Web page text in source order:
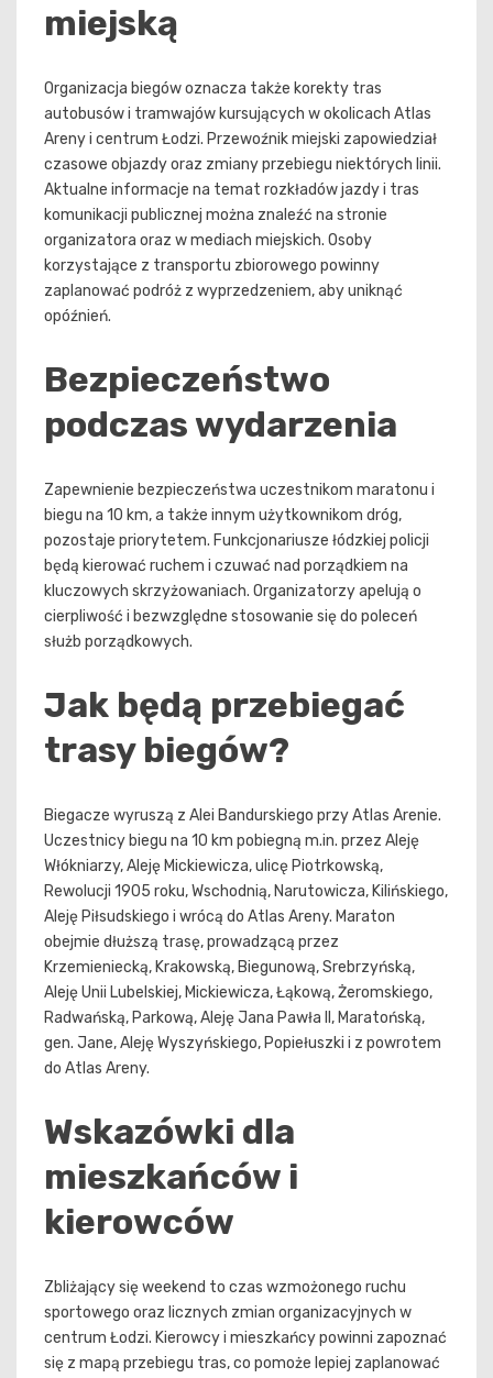
miejską
Organizacja biegów oznacza także korekty tras
autobusów i tramwajów kursujących w okolicach Atlas
Areny i centrum Łodzi. Przewoźnik miejski zapowiedział
czasowe objazdy oraz zmiany przebiegu niektórych linii.
Aktualne informacje na temat rozkładów jazdy i tras
komunikacji publicznej można znaleźć na stronie
organizatora oraz w mediach miejskich. Osoby
korzystające z transportu zbiorowego powinny
zaplanować podróż z wyprzedzeniem, aby uniknąć
opóźnień.
Bezpieczeństwo
podczas wydarzenia
Zapewnienie bezpieczeństwa uczestnikom maratonu i
biegu na 10 km, a także innym użytkownikom dróg,
pozostaje priorytetem. Funkcjonariusze łódzkiej policji
będą kierować ruchem i czuwać nad porządkiem na
kluczowych skrzyżowaniach. Organizatorzy apelują o
cierpliwość i bezwzględne stosowanie się do poleceń
służb porządkowych.
Jak będą przebiegać
trasy biegów?
Biegacze wyruszą z Alei Bandurskiego przy Atlas Arenie.
Uczestnicy biegu na 10 km pobiegną m.in. przez Aleję
Włókniarzy, Aleję Mickiewicza, ulicę Piotrkowską,
Rewolucji 1905 roku, Wschodnią, Narutowicza, Kilińskiego,
Aleję Piłsudskiego i wrócą do Atlas Areny. Maraton
obejmie dłuższą trasę, prowadzącą przez
Krzemieniecką, Krakowską, Biegunową, Srebrzyńską,
Aleję Unii Lubelskiej, Mickiewicza, Łąkową, Żeromskiego,
Radwańską, Parkową, Aleję Jana Pawła II, Maratońską,
gen. Jane, Aleję Wyszyńskiego, Popiełuszki i z powrotem
do Atlas Areny.
Wskazówki dla
mieszkańców i
kierowców
Zbliżający się weekend to czas wzmożonego ruchu
sportowego oraz licznych zmian organizacyjnych w
centrum Łodzi. Kierowcy i mieszkańcy powinni zapoznać
się z mapą przebiegu tras, co pomoże lepiej zaplanować